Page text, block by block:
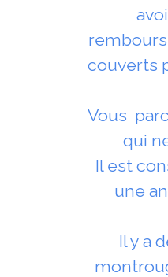
couverts
Vous
qui
Il est
une
Il y a